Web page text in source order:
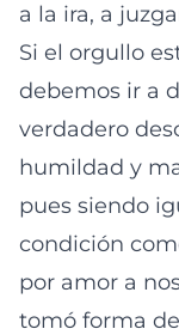
a la ira, a
Si el orgullo
debemos ir a
verdadero
humildad y
pues siendo
condición
por amor a
tomó forma